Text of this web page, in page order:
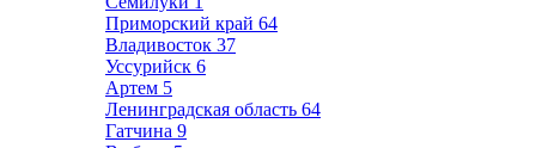
Приморский край 64
Владивосток 37
Уссурийск 6
Артем 5
Ленинградская область 64
Гатчина 9